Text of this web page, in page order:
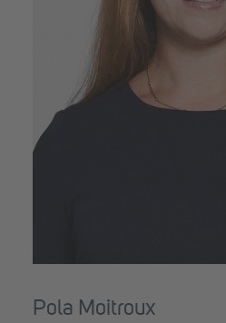
Pola Moitroux